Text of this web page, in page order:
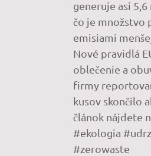
generuje asi
čo je množstvo
emisiami
Nové pravidlá
oblečenie a
firmy
kusov skončilo
článok nájdete
#ekologia
#zerowaste